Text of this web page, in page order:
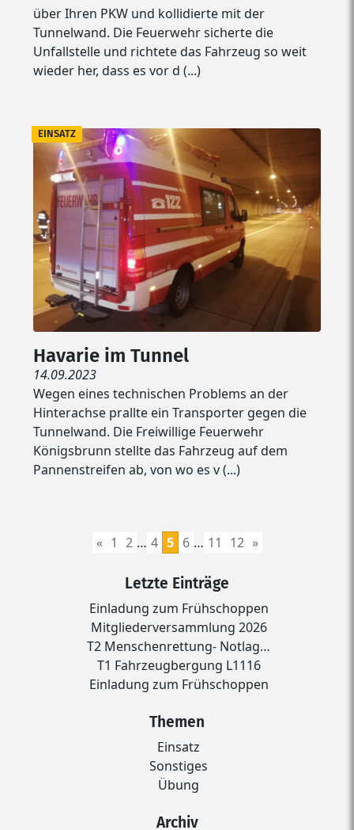
über Ihren PKW und kollidierte mit der
Tunnelwand. Die Feuerwehr sicherte die
Unfallstelle und richtete das Fahrzeug so weit
wieder her, dass es vor d (...)
Havarie im Tunnel
14.09.2023
Wegen eines technischen Problems an der
Hinterachse prallte ein Transporter gegen die
Tunnelwand. Die Freiwillige Feuerwehr
Königsbrunn stellte das Fahrzeug auf dem
Pannenstreifen ab, von wo es v (...)
EINSATZ
« 1 2 … 4 5 6 … 11 12 »
Letzte Einträge
Einladung zum Frühschoppen
Mitgliederversammlung 2026
T2 Menschenrettung- Notlag…
T1 Fahrzeugbergung L1116
Einladung zum Frühschoppen
Themen
Einsatz
Sonstiges
Übung
Archiv